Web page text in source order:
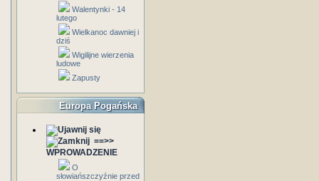
Walentynki - 14
lutego
Wielkanoc dawniej i
dziś
Wigilijne wierzenia
ludowe
Zapusty
Europa Pogańska
==>>
WPROWADZENIE
O
słowiańszczyźnie przed